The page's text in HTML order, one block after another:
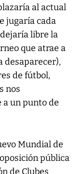
al actual
jugaría cada
libre la
que atrae a
desaparecer),
de fútbol,
nos
un punto de
Mundial de
pública
de Clubes